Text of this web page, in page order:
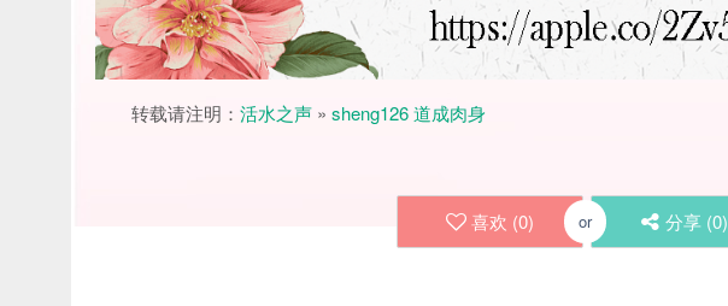
转载请注明： 活水之声 » sheng126 道成肉身
喜欢 (0) or 分享 (0)